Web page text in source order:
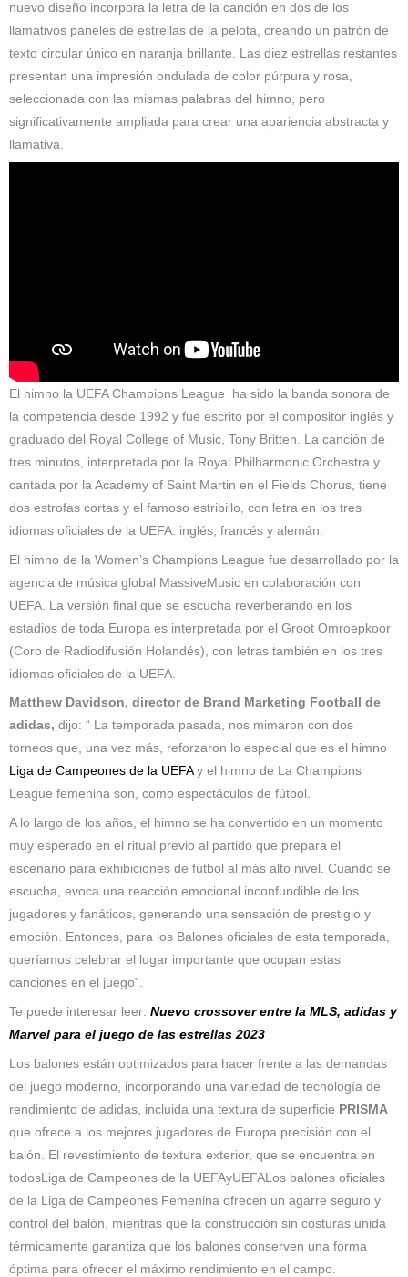
nuevo diseño incorpora la letra de la canción en dos de los
llamativos paneles de estrellas de la pelota, creando un patrón de
texto circular único en naranja brillante. Las diez estrellas restantes
presentan una impresión ondulada de color púrpura y rosa,
seleccionada con las mismas palabras del himno, pero
significativamente ampliada para crear una apariencia abstracta y
llamativa.
El himno la UEFA Champions League ha sido la banda sonora de
la competencia desde 1992 y fue escrito por el compositor inglés y
graduado del Royal College of Music, Tony Britten. La canción de
tres minutos, interpretada por la Royal Philharmonic Orchestra y
cantada por la Academy of Saint Martin en el Fields Chorus, tiene
dos estrofas cortas y el famoso estribillo, con letra en los tres
idiomas oficiales de la UEFA: inglés, francés y alemán.
El himno de la Women’s Champions League fue desarrollado por la
agencia de música global MassiveMusic en colaboración con
UEFA. La versión final que se escucha reverberando en los
estadios de toda Europa es interpretada por el Groot Omroepkoor
(Coro de Radiodifusión Holandés), con letras también en los tres
idiomas oficiales de la UEFA.
Matthew Davidson, director de Brand Marketing Football de
adidas, dijo: “ La temporada pasada, nos mimaron con dos
torneos que, una vez más, reforzaron lo especial que es el himno
Liga de Campeones de la UEFAy el himno de La Champions
League femenina son, como espectáculos de fútbol.
A lo largo de los años, el himno se ha convertido en un momento
muy esperado en el ritual previo al partido que prepara el
escenario para exhibiciones de fútbol al más alto nivel. Cuando se
escucha, evoca una reacción emocional inconfundible de los
jugadores y fanáticos, generando una sensación de prestigio y
emoción. Entonces, para los Balones oficiales de esta temporada,
queríamos celebrar el lugar importante que ocupan estas
canciones en el juego”.
Te puede interesar leer: Nuevo crossover entre la MLS, adidas y
Marvel para el juego de las estrellas 2023
Los balones están optimizados para hacer frente a las demandas
del juego moderno, incorporando una variedad de tecnología de
rendimiento de adidas, incluida una textura de superficie PRISMA
que ofrece a los mejores jugadores de Europa precisión con el
balón. El revestimiento de textura exterior, que se encuentra en
todosLiga de Campeones de la UEFAyUEFALos balones oficiales
de la Liga de Campeones Femenina ofrecen un agarre seguro y
control del balón, mientras que la construcción sin costuras unida
térmicamente garantiza que los balones conserven una forma
óptima para ofrecer el máximo rendimiento en el campo.